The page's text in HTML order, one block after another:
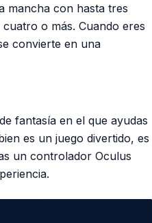
mancha con hasta tres
o más. Cuando eres
convierte en una
fantasía en el que ayudas
es un juego divertido, es
un controlador Oculus